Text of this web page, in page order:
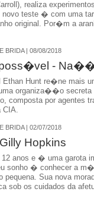
realiza
novo teste � com uma
original. Por�m a
BRIDA | 08/08/2018
-
Ethan Hunt re�ne mais
organiza��o secreta
composta por agentes
BRIDA | 02/07/2018
Hopkins
anos e � uma garota
sonho � conhecer a
pequena. Sua nova
sob os cuidados da